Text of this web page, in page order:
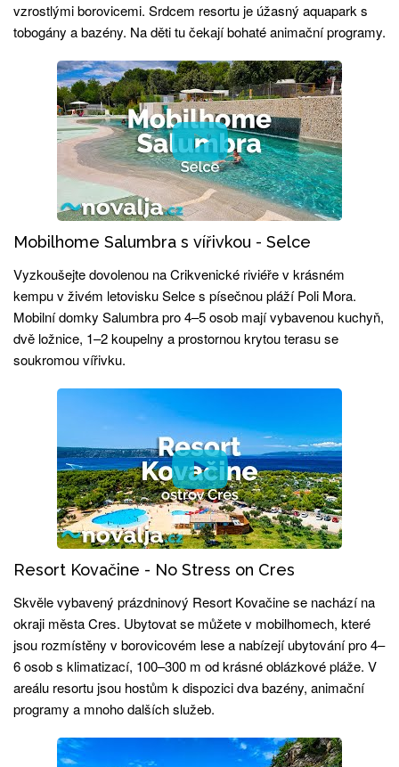
vzrostlými borovicemi. Srdcem resortu je úžasný aquapark s
tobogány a bazény. Na děti tu čekají bohaté animační programy.
Mobilhome Salumbra s vířivkou - Selce
Vyzkoušejte dovolenou na Crikvenické riviéře v krásném
kempu v živém letovisku Selce s písečnou pláží Poli Mora.
Mobilní domky Salumbra pro 4–5 osob mají vybavenou kuchyň,
dvě ložnice, 1–2 koupelny a prostornou krytou terasu se
soukromou vířivku.
Resort Kovačine - No Stress on Cres
Skvěle vybavený prázdninový Resort Kovačine se nachází na
okraji města Cres. Ubytovat se můžete v mobilhomech, které
jsou rozmístěny v borovicovém lese a nabízejí ubytování pro 4–
6 osob s klimatizací, 100–300 m od krásné oblázkové pláže. V
areálu resortu jsou hostům k dispozici dva bazény, animační
programy a mnoho dalších služeb.